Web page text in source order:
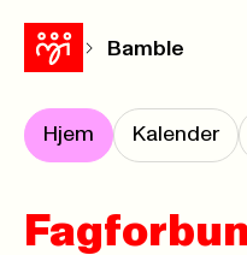
Bamble
Hjem Kalender